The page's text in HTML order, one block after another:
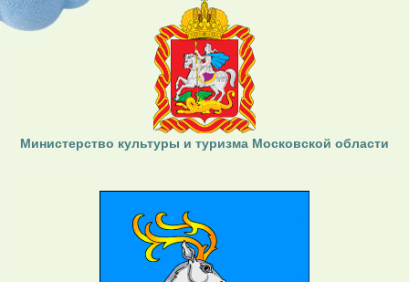
Министерство культуры и туризма Московской области